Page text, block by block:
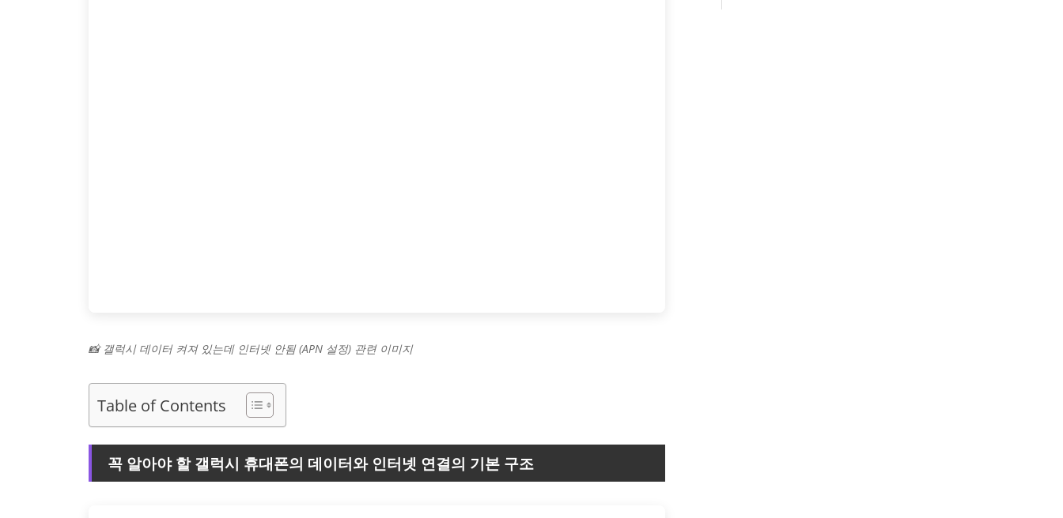
📸 갤럭시 데이터 켜져 있는데 인터넷 안됨 (APN 설정) 관련 이미지
Table of Contents
꼭 알아야 할 갤럭시 휴대폰의 데이터와 인터넷 연결의 기본 구조